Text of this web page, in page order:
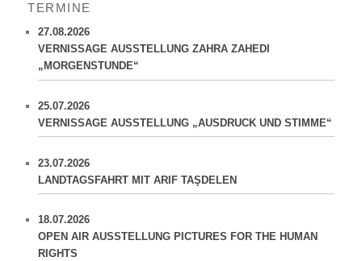
e
n
TERMINE
27.08.2026
VERNISSAGE AUSSTELLUNG ZAHRA ZAHEDI
„MORGENSTUNDE“
25.07.2026
VERNISSAGE AUSSTELLUNG „AUSDRUCK UND STIMME“
23.07.2026
LANDTAGSFAHRT MIT ARIF TAŞDELEN
18.07.2026
OPEN AIR AUSSTELLUNG PICTURES FOR THE HUMAN
RIGHTS